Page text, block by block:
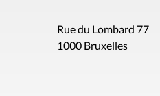
Rue du Lombard 77
1000 Bruxelles